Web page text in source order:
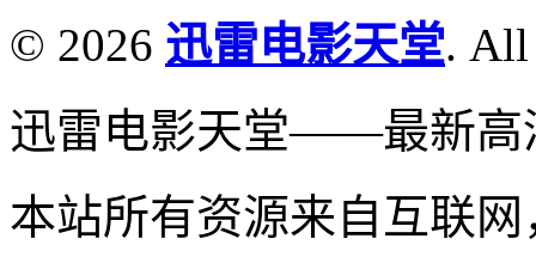
© 2026 迅雷电影天堂. All
迅雷电影天堂——最新高
本站所有资源来自互联